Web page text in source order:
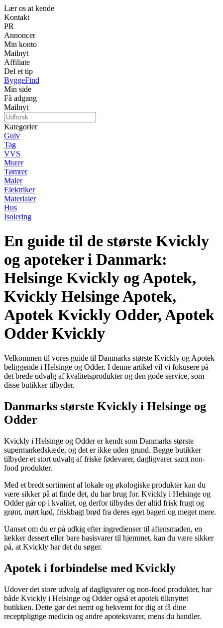
Lær os at kende
Kontakt
PR
Annoncer
Min konto
Mailnyt
Affiliate
Del et tip
ByggeFind
Min side
Få adgang
Mailnyt
Kategorier
Gulv
Tag
VVS
Murer
Tømrer
Maler
Elektriker
Materialer
Hus
Isolering
En guide til de største Kvickly
og apoteker i Danmark:
Helsinge Kvickly og Apotek,
Kvickly Helsinge Apotek,
Apotek Kvickly Odder, Apotek
Odder Kvickly
Velkommen til vores guide til Danmarks største Kvickly og Apotek
beliggende i Helsinge og Odder. I denne artikel vil vi fokusere på
det brede udvalg af kvalitetsprodukter og den gode service, som
disse butikker tilbyder.
Danmarks største Kvickly i Helsinge og
Odder
Kvickly i Helsinge og Odder er kendt som Danmarks største
supermarkedskæde, og det er ikke uden grund. Begge butikker
tilbyder et stort udvalg af friske fødevarer, dagligvarer samt non-
food produkter.
Med et bredt sortiment af lokale og økologiske produkter kan du
være sikker på at finde det, du har brug for. Kvickly i Helsinge og
Odder går op i kvalitet, og derfor tilbydes der altid frisk frugt og
grønt, mørt kød, friskbagt brød fra deres eget bageri og meget mere.
Uanset om du er på udkig efter ingredienser til aftensmaden, en
lækker dessert eller bare basisvarer til hjemmet, kan du være sikker
på, at Kvickly har det du søger.
Apotek i forbindelse med Kvickly
Udover det store udvalg af dagligvarer og non-food produkter, har
både Kvickly i Helsinge og Odder også et apotek tilknyttet
butikken. Dette gør det nemt og bekvemt for dig at få dine
receptpligtige medicin og andre apoteksvarer, mens du handler.